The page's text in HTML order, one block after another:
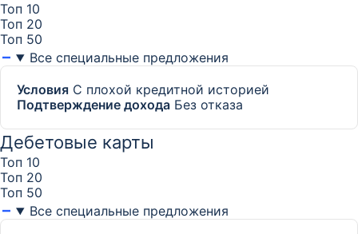
Топ 10
Топ 20
Топ 50
Все специальные предложения
Условия С плохой кредитной историей
Подтверждение дохода Без отказа
Дебетовые карты
Топ 10
Топ 20
Топ 50
Все специальные предложения